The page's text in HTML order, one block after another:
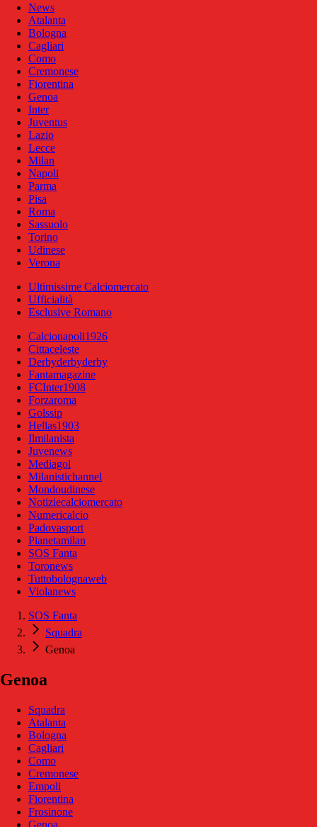
News
Atalanta
Bologna
Cagliari
Como
Cremonese
Fiorentina
Genoa
Inter
Juventus
Lazio
Lecce
Milan
Napoli
Parma
Pisa
Roma
Sassuolo
Torino
Udinese
Verona
Ultimissime Calciomercato
Ufficialità
Esclusive Romano
Calcionapoli1926
Cittaceleste
Derbyderbyderby
Fantamagazine
FCInter1908
Forzaroma
Golssip
Hellas1903
Ilmilanista
Juvenews
Mediagol
Milanistichannel
Mondoudinese
Notiziecalciomercato
Numericalcio
Padovasport
Pianetamilan
SOS Fanta
Toronews
Tuttobolognaweb
Violanews
SOS Fanta
Squadra
Genoa
Genoa
Squadra
Atalanta
Bologna
Cagliari
Como
Cremonese
Empoli
Fiorentina
Frosinone
Genoa